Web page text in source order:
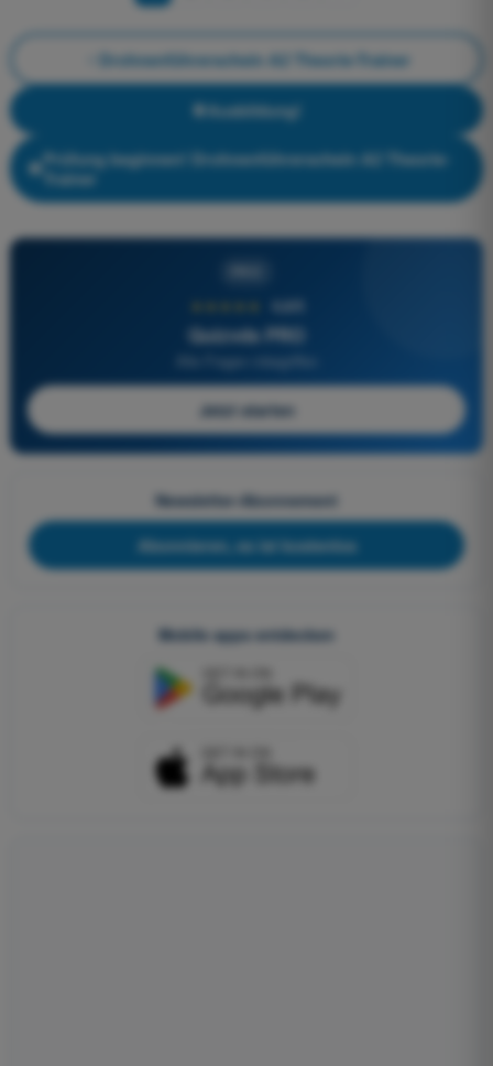
Drohnenführerschein A2 Theorie-Trainer
Ausbildung!
Prüfung beginnen! Drohnenführerschein A2 Theorie-
Trainer
4,6/5
Quizvds PRO
Alle Fragen inbegriffen
Jetzt starten
Newsletter-Abonnement
Abonnieren, es ist kostenlos
Mobile apps entdecken